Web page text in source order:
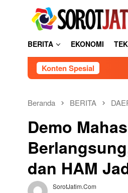
BERITA EKONOMI
Konten Spesial
Beranda BERITA
Demo
dan HAM
SorotJatim.com